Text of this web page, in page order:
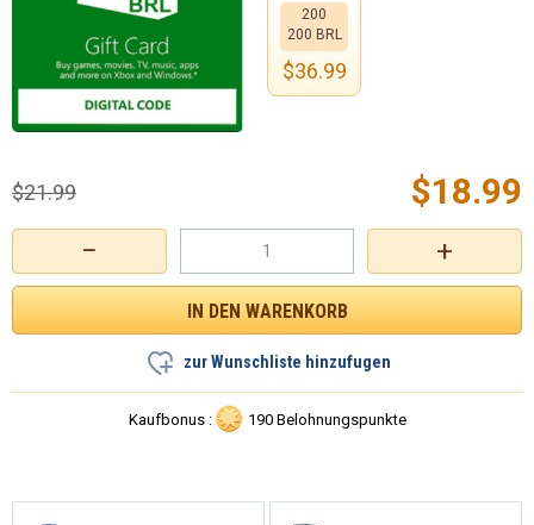
+
−
$18.99
$21.99
zur Wunschliste hinzufugen
Kaufbonus : 190 Belohnungspunkte
200
200 BRL
$36.99